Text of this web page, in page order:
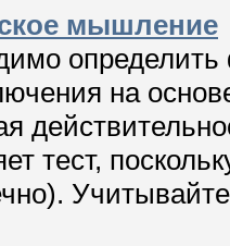
мышление
определить
на
тест,